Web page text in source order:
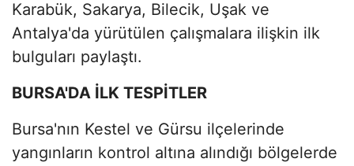
Karabük, Sakarya, Bilecik, Uşak ve
Antalya'da yürütülen çalışmalara ilişkin ilk
bulguları paylaştı.
BURSA'DA İLK TESPİTLER
Bursa'nın Kestel ve Gürsu ilçelerinde
yangınların kontrol altına alındığı bölgelerde